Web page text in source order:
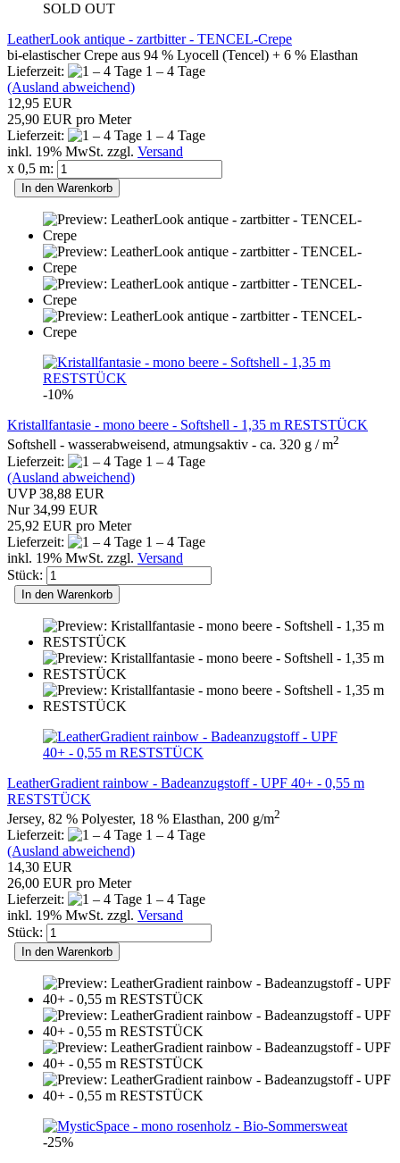
SOLD OUT
LeatherLook antique - zartbitter - TENCEL-Crepe
bi-elastischer Crepe aus 94 % Lyocell (Tencel) + 6 % Elasthan
Lieferzeit:
1 – 4 Tage
(Ausland abweichend)
12,95 EUR
25,90 EUR pro Meter
Lieferzeit:
1 – 4 Tage
inkl. 19% MwSt. zzgl. Versand
x 0,5 m:
In den Warenkorb
-10%
Kristallfantasie - mono beere - Softshell - 1,35 m RESTSTÜCK
Softshell - wasserabweisend, atmungsaktiv - ca. 320 g / m2
Lieferzeit:
1 – 4 Tage
(Ausland abweichend)
UVP 38,88 EUR
Nur 34,99 EUR
25,92 EUR pro Meter
Lieferzeit:
1 – 4 Tage
inkl. 19% MwSt. zzgl. Versand
Stück:
In den Warenkorb
LeatherGradient rainbow - Badeanzugstoff - UPF 40+ - 0,55 m
RESTSTÜCK
Jersey, 82 % Polyester, 18 % Elasthan, 200 g/m2
Lieferzeit:
1 – 4 Tage
(Ausland abweichend)
14,30 EUR
26,00 EUR pro Meter
Lieferzeit:
1 – 4 Tage
inkl. 19% MwSt. zzgl. Versand
Stück:
In den Warenkorb
-25%